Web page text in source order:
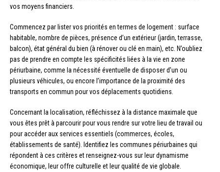
vos moyens financiers.
Commencez par lister vos priorités en termes de logement : surface
habitable, nombre de pièces, présence d’un extérieur (jardin, terrasse,
balcon), état général du bien (à rénover ou clé en main), etc. N’oubliez
pas de prendre en compte les spécificités liées à la vie en zone
périurbaine, comme la nécessité éventuelle de disposer d’un ou
plusieurs véhicules, ou encore l’importance de la proximité des
transports en commun pour vos déplacements quotidiens.
Concernant la localisation, réfléchissez à la distance maximale que
vous êtes prêt à parcourir pour vous rendre sur votre lieu de travail ou
pour accéder aux services essentiels (commerces, écoles,
établissements de santé). Identifiez les communes périurbaines qui
répondent à ces critères et renseignez-vous sur leur dynamisme
économique, leur offre culturelle et leur qualité de vie globale.